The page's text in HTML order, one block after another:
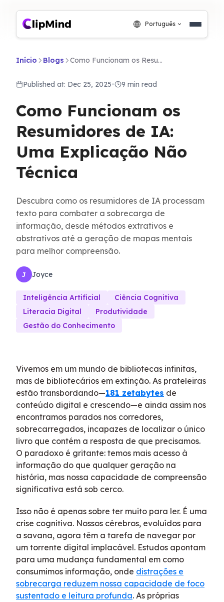
Português
Início Blogs Como Funcionam os Resumidores de IA: Uma Explicação Não Técnica
Published at: Dec 25, 2025• 9 min read
Como Funcionam os
Resumidores de IA:
Uma Explicação Não
Técnica
Descubra como os resumidores de IA processam
texto para combater a sobrecarga de
informação, desde métodos extrativos e
abstrativos até a geração de mapas mentais
para melhor compreensão.
J Joyce
Inteligência Artificial
Ciência Cognitiva
Literacia Digital
Produtividade
Gestão do Conhecimento
Vivemos em um mundo de bibliotecas infinitas,
mas de bibliotecários em extinção. As prateleiras
estão transbordando—181 zetabytes de
conteúdo digital e crescendo—e ainda assim nos
encontramos parados nos corredores,
sobrecarregados, incapazes de localizar o único
livro que contém a resposta de que precisamos.
O paradoxo é gritante: temos mais acesso à
informação do que qualquer geração na
história, mas nossa capacidade de compreensão
significativa está sob cerco.
Isso não é apenas sobre ter muito para ler. É uma
crise cognitiva. Nossos cérebros, evoluídos para
a savana, agora têm a tarefa de navegar por
um torrente digital implacável. Estudos apontam
para uma mudança fundamental em como
consumimos informação, onde distrações e
sobrecarga reduzem nossa capacidade de foco
sustentado e leitura profunda. As próprias